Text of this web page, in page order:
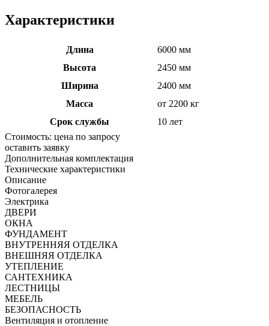
Характеристики
Длина
6000 мм
Высота
2450 мм
Ширина
2400 мм
Масса
от 2200 кг
Срок службы
10 лет
Стоимость: цена по запросу
оставить заявку
Дополнительная комплектация
Технические характеристики
Описание
Фотогалерея
Электрика
ДВЕРИ
ОКНА
ФУНДАМЕНТ
ВНУТРЕННЯЯ ОТДЕЛКА
ВНЕШНЯЯ ОТДЕЛКА
УТЕПЛЕНИЕ
САНТЕХНИКА
ЛЕСТНИЦЫ
МЕБЕЛЬ
БЕЗОПАСНОСТЬ
Вентиляция и отопление